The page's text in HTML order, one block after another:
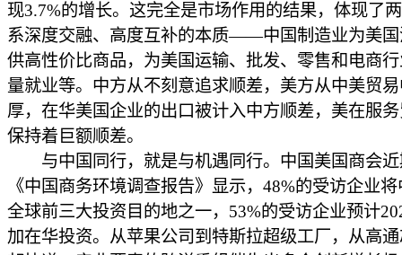
现3.7%的增长。这完全是市场作用的结果，体现了
系深度交融、高度互补的本质——中国制造业为美国
供高性价比商品，为美国运输、批发、零售和电商
量就业等。中方从不刻意追求顺差，美方从中美贸
厚，在华美国企业的出口被计入中方顺差，美在服
保持着巨额顺差。
与中国同行，就是与机遇同行。中国美国商会近
《中国商务环境调查报告》显示，48%的受访企业
全球前三大投资目的地之一，53%的受访企业预计
加在华投资。从苹果公司到特斯拉超级工厂，从高